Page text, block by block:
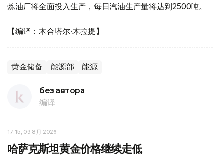
炼油厂将全面投入生产，每日汽油生产量将达到2500吨。
【编译：木合塔尔·木拉提】
黄金储备 能源部 能源
без автора
编译
17:15, 06 8月 2026
哈萨克斯坦黄金价格继续走低